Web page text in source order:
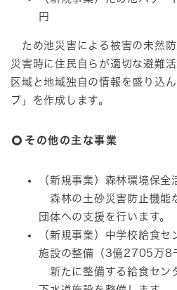
円
ため池災害による被害の未然防
災害時に住民自らが適切な避難
区域と地域独自の情報を盛り込
プ」を作成します。
その他の主な事業
（新規事業）森林環境保
森林の土砂災害防止機能
団体への支援を行います。
（新規事業）中学校給食
施設の整備（3億2705万
新たに整備する給食セン